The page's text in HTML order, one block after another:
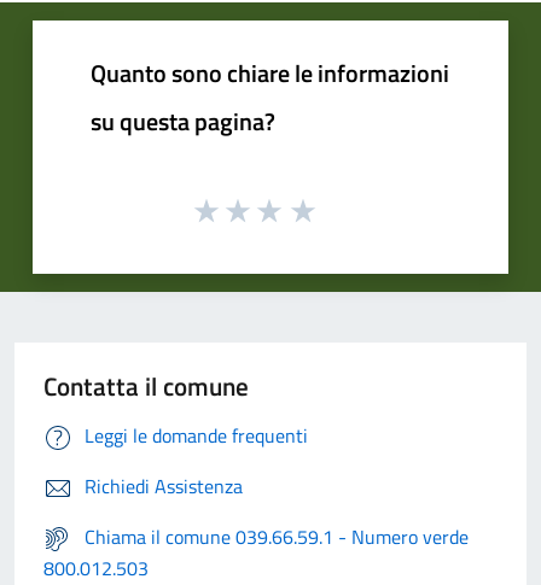
Quanto sono chiare le informazioni
su questa pagina?
Contatta il comune
Leggi le domande frequenti
Richiedi Assistenza
Chiama il comune 039.66.59.1 - Numero verde
800.012.503